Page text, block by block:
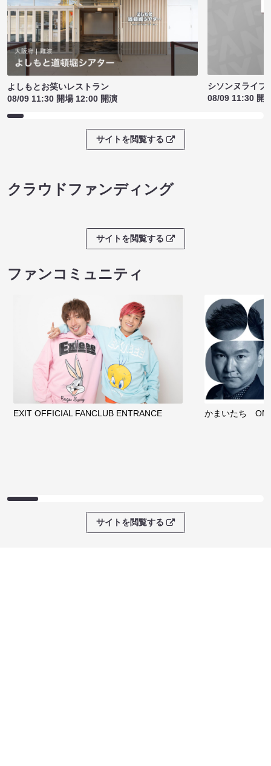
よしもとお笑いレストラン
08/09 11:30 開場 12:00 開演
シソンヌライ
08/09 11:30 開
サイトを閲覧する
クラウドファンディング
サイトを閲覧する
ファンコミュニティ
EXIT OFFICIAL FANCLUB ENTRANCE かまいたち
サイトを閲覧する